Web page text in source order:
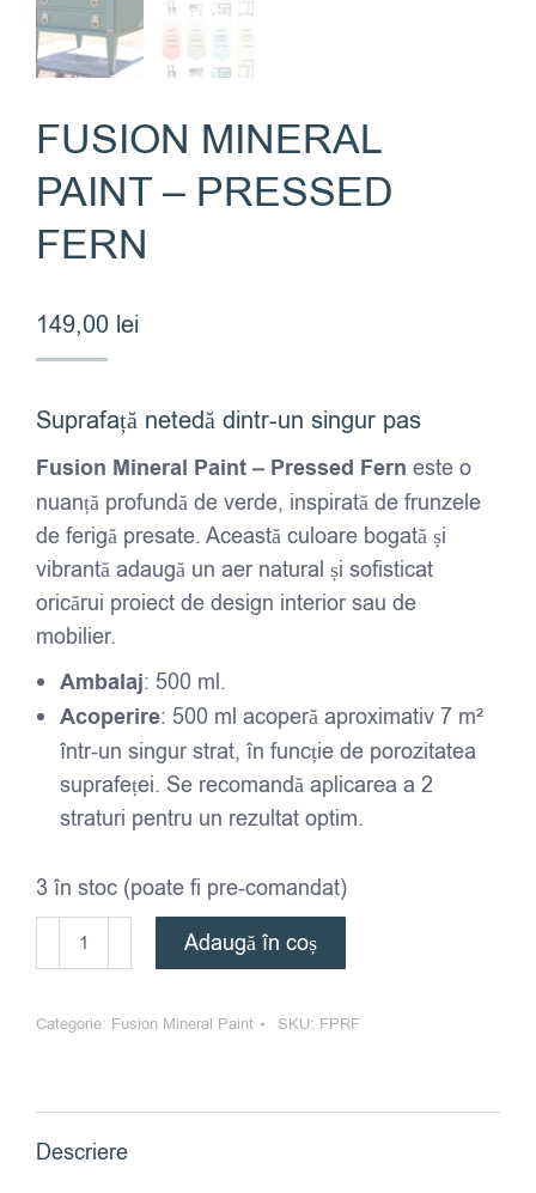
FUSION MINERAL
PAINT – PRESSED
FERN
149,00 lei
Suprafață netedă dintr-un singur pas
Fusion Mineral Paint – Pressed Fern este o
nuanță profundă de verde, inspirată de frunzele
de ferigă presate. Această culoare bogată și
vibrantă adaugă un aer natural și sofisticat
oricărui proiect de design interior sau de
mobilier.
Ambalaj: 500 ml.
Acoperire: 500 ml acoperă aproximativ 7 m²
într-un singur strat, în funcție de porozitatea
suprafeței. Se recomandă aplicarea a 2
straturi pentru un rezultat optim.
3 în stoc (poate fi pre-comandat)
Cantitate
Fusion
Paint
Adaugă în coș
Categorie: Fusion Mineral Paint SKU: FPRF
Descriere